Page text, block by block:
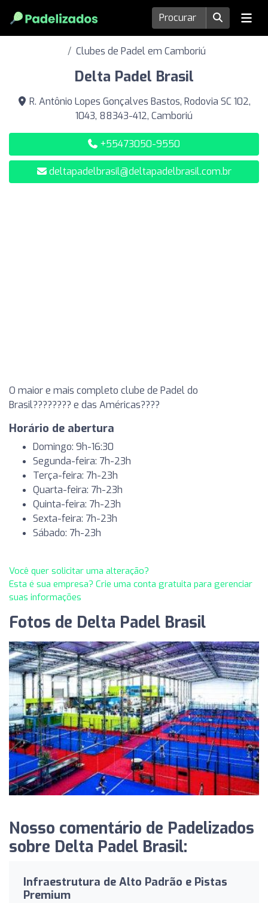
Clubes de Padel em Camboriú
Delta Padel Brasil
R. Antônio Lopes Gonçalves Bastos, Rodovia SC 102,
1043, 88343-412, Camboriú
+55473050-9550
deltapadelbrasil@deltapadelbrasil.com.br
O maior e mais completo clube de Padel do
Brasil???????? e das Américas????
Horário de abertura
Domingo: 9h-16:30
Segunda-feira: 7h-23h
Terça-feira: 7h-23h
Quarta-feira: 7h-23h
Quinta-feira: 7h-23h
Sexta-feira: 7h-23h
Sábado: 7h-23h
Você quer solicitar uma alteração?
Esta é sua empresa? Crie uma conta gratuita para gerenciar
suas informações
Fotos de Delta Padel Brasil
Nosso comentário de Padelizados
sobre Delta Padel Brasil:
Infraestrutura de Alto Padrão e Pistas
Premium